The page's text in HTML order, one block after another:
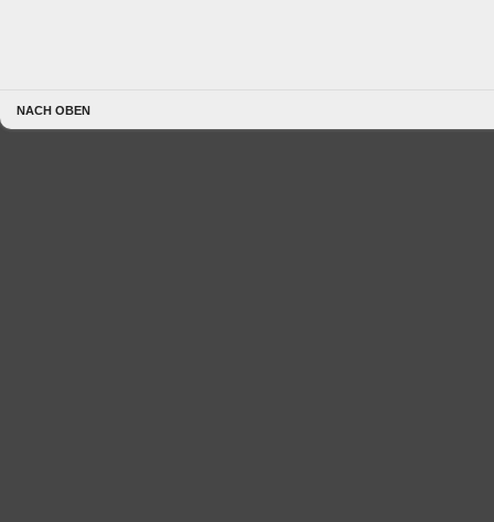
NACH OBEN